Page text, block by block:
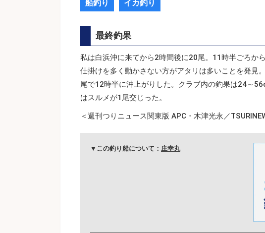
船釣り イカ釣り
最終釣果
私は白浜沖に来てから2時間後に20尾。11時半ごろか
仕掛けを多く動かさない方がアタリは多いことを発見
尾で12時半に沖上がりした。クラブ内の釣果は24～
はスルメが1尾交じった。
＜週刊つりニュース関東版 APC・木津光永／
▼この釣り船について： 庄幸丸